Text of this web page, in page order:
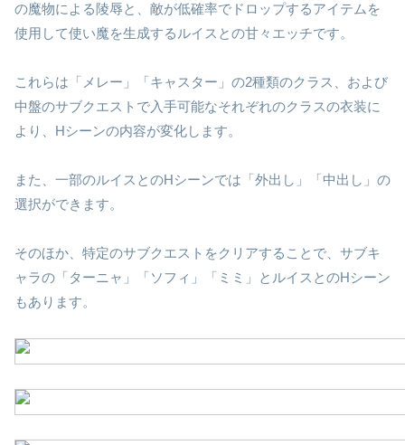
の魔物による陵辱と、敵が低確率でドロップするアイテムを
使用して使い魔を生成するルイスとの甘々エッチです。
これらは「メレー」「キャスター」の2種類のクラス、および
中盤のサブクエストで入手可能なそれぞれのクラスの衣装に
より、Hシーンの内容が変化します。
また、一部のルイスとのHシーンでは「外出し」「中出し」の
選択ができます。
そのほか、特定のサブクエストをクリアすることで、サブキ
ャラの「ターニャ」「ソフィ」「ミミ」とルイスとのHシーン
もあります。